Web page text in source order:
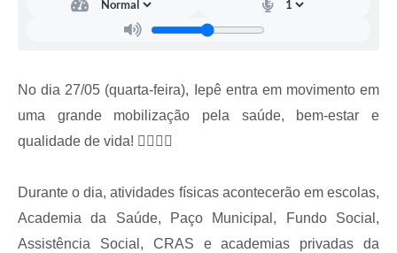
Acessibilidade
Secretarias
No dia 27/05 (quarta-feira), Iepê entra em movimento em
uma grande mobilização pela saúde, bem-estar e
qualidade de vida! 🏃‍♀️🤸‍♂️
Durante o dia, atividades físicas acontecerão em escolas,
Academia da Saúde, Paço Municipal, Fundo Social,
Assistência Social, CRAS e academias privadas da